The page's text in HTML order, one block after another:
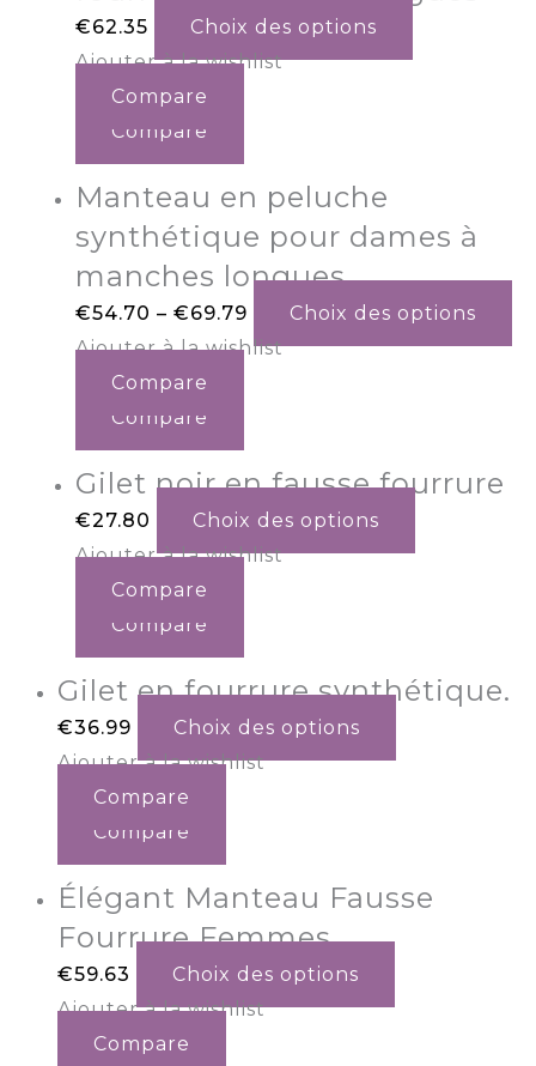
€62.35
Choix des options
Ajouter à la wishlist
Compare
Compare
Manteau en peluche
synthétique pour dames à
manches longues
€54.70 – €69.79
Choix des options
Ajouter à la wishlist
Compare
Compare
Gilet noir en fausse fourrure
€27.80
Choix des options
Ajouter à la wishlist
Compare
Compare
Gilet en fourrure synthétique.
€36.99
Choix des options
Ajouter à la wishlist
Compare
Compare
Élégant Manteau Fausse
Fourrure Femmes
€59.63
Choix des options
Ajouter à la wishlist
Compare